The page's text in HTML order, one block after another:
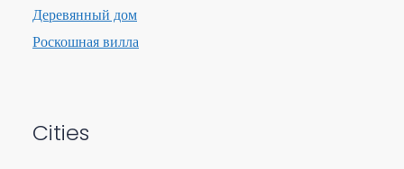
Деревянный дом
Роскошная вилла
Cities